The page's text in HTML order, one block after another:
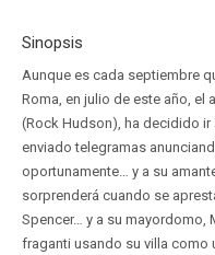
Sinopsis
Aunque es cada septiembre
Roma, en julio de este año, el
(Rock Hudson), ha decidido ir
enviado telegramas
oportunamente… y a su
sorprenderá cuando se
Spencer… y a su mayordomo,
fraganti usando su villa como